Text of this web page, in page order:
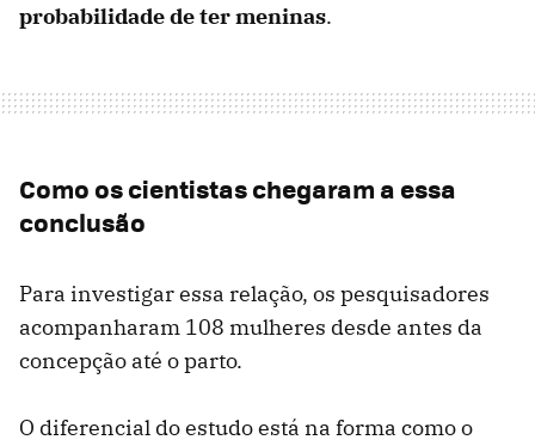
probabilidade de ter meninas.
Como os cientistas chegaram a essa
conclusão
Para investigar essa relação, os pesquisadores
acompanharam 108 mulheres desde antes da
concepção até o parto.
O diferencial do estudo está na forma como o